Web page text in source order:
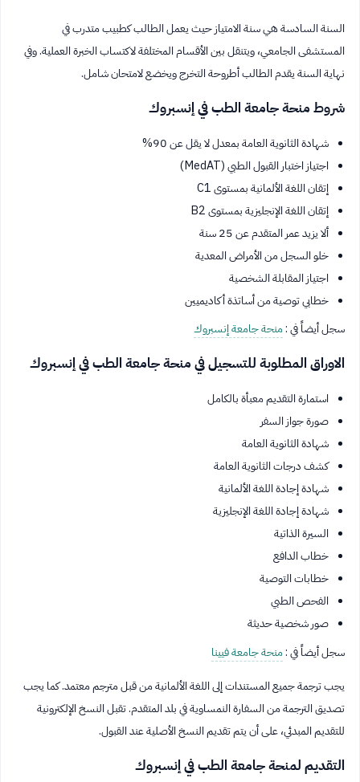
السنة السادسة هي سنة الامتياز حيث يعمل الطالب كطبيب متدرب في
المستشفى الجامعي، ويتنقل بين الأقسام المختلفة لاكتساب الخبرة العملية. وفي
نهاية السنة يقدم الطالب أطروحة التخرج ويخضع لامتحان شامل.
شروط منحة جامعة الطب في إنسبروك
شهادة الثانوية العامة بمعدل لا يقل عن 90%
اجتياز اختبار القبول الطبي (MedAT)
إتقان اللغة الألمانية بمستوى C1
إتقان اللغة الإنجليزية بمستوى B2
ألا يزيد عمر المتقدم عن 25 سنة
خلو السجل من الأمراض المعدية
اجتياز المقابلة الشخصية
خطابي توصية من أساتذة أكاديميين
سجل أيضاً في :منحة جامعة إنسبروك
الاوراق المطلوبة للتسجيل في منحة جامعة الطب في إنسبروك
استمارة التقديم معبأة بالكامل
صورة جواز السفر
شهادة الثانوية العامة
كشف درجات الثانوية العامة
شهادة إجادة اللغة الألمانية
شهادة إجادة اللغة الإنجليزية
السيرة الذاتية
خطاب الدافع
خطابات التوصية
الفحص الطبي
صور شخصية حديثة
سجل أيضاً في :منحة جامعة فيينا
يجب ترجمة جميع المستندات إلى اللغة الألمانية من قبل مترجم معتمد. كما يجب
تصديق الترجمة من السفارة النمساوية في بلد المتقدم. تقبل النسخ الإلكترونية
للتقديم المبدئي، على أن يتم تقديم النسخ الأصلية عند القبول.
التقديم لمنحة جامعة الطب في إنسبروك